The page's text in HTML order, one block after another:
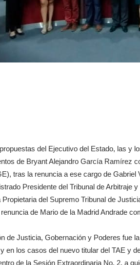
del Ejecutivo del Estado, las y
de Bryant Alejandro García Ramírez
tras la renuncia a ese cargo de
Presidente del Tribunal de Arbitraje
Propietaria del Supremo Tribunal de
de Mario de la Madrid Andrade
de Justicia, Gobernación y Poderes fue
en los casos del nuevo titular del TAE y
de la Sesión Extraordinaria No. 2, a